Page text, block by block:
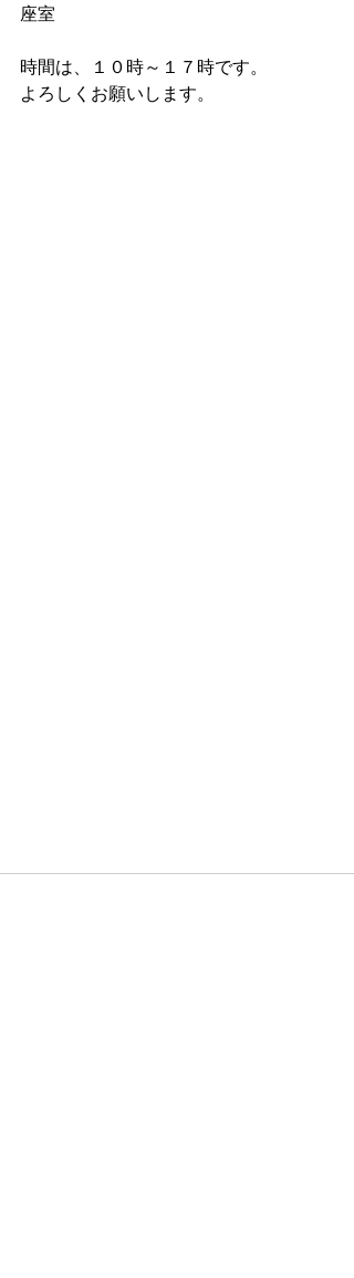
座室
時間は、１０時～１７時です。
よろしくお願いします。